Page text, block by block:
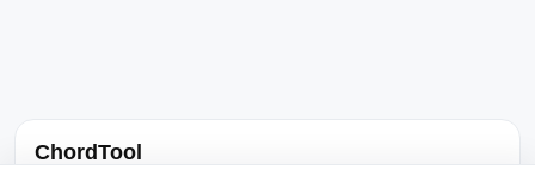
ChordTool